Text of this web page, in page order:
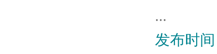
...
发布时